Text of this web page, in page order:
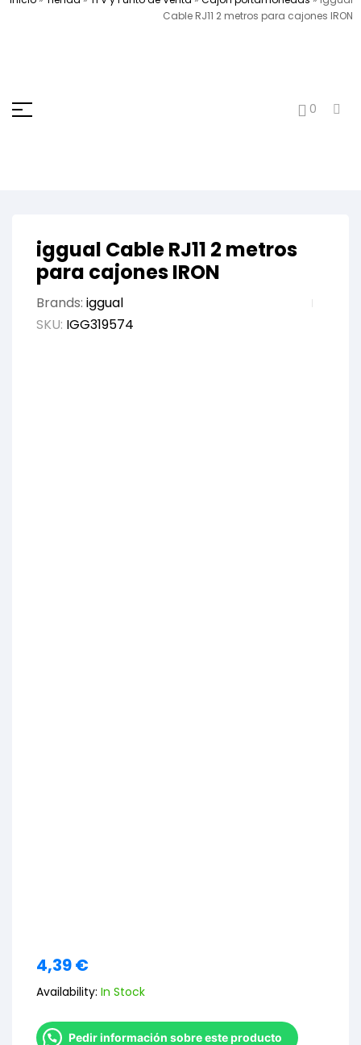
Cable RJ11 2 metros para cajones IRON
0
iggual Cable RJ11 2 metros
para cajones IRON
Brands: iggual
SKU: IGG319574
4,39€
Availability: In Stock
Pedir información sobre este producto